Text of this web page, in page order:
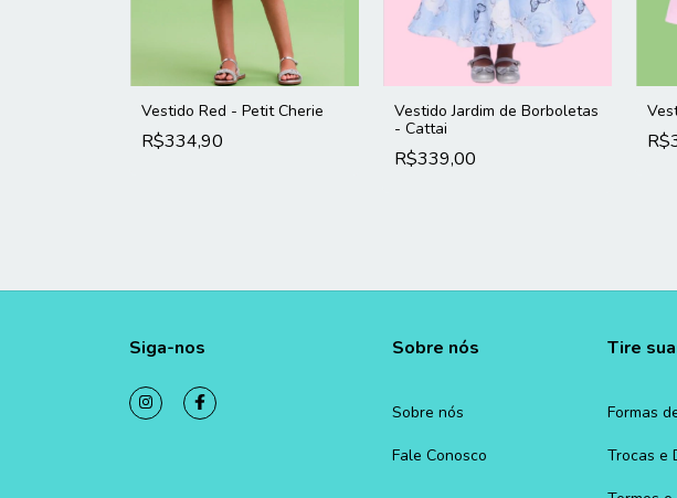
Vestido Red - Petit Cherie
R$334,90
Vestido Jardim de Borboletas
- Cattai
R$339,00
Siga-nos Sobre nós
Sobre nós
Fale Conosco
Tire
Formas
Trocas e